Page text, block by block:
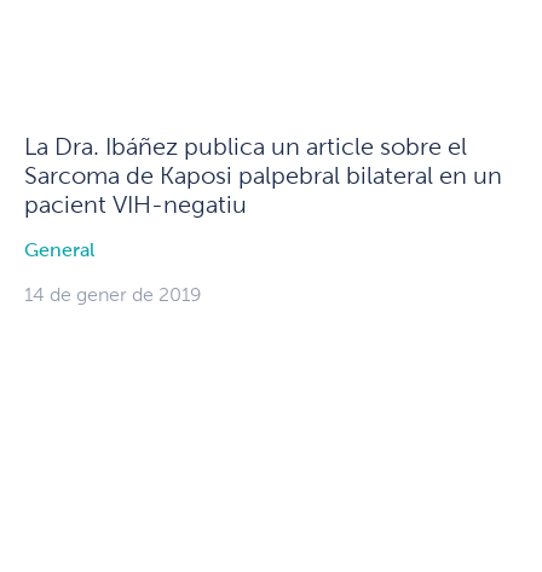
La Dra. Ibáñez publica un article sobre el
Sarcoma de Kaposi palpebral bilateral en un
pacient VIH-negatiu
General
14 de gener de 2019